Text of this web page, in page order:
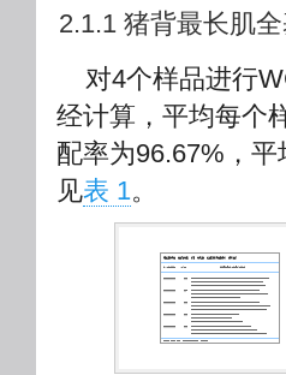
2.1.1 猪背最长肌
对4个样品进行
经计算，平均每个
配率为96.67%，
见表 1。